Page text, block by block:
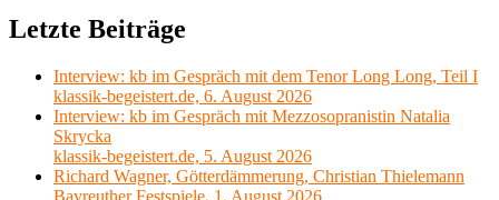
Letzte Beiträge
Interview: kb im Gespräch mit dem Tenor Long Long, Teil I
klassik-begeistert.de, 6. August 2026
Interview: kb im Gespräch mit Mezzosopranistin Natalia
Skrycka
klassik-begeistert.de, 5. August 2026
Richard Wagner, Götterdämmerung, Christian Thielemann